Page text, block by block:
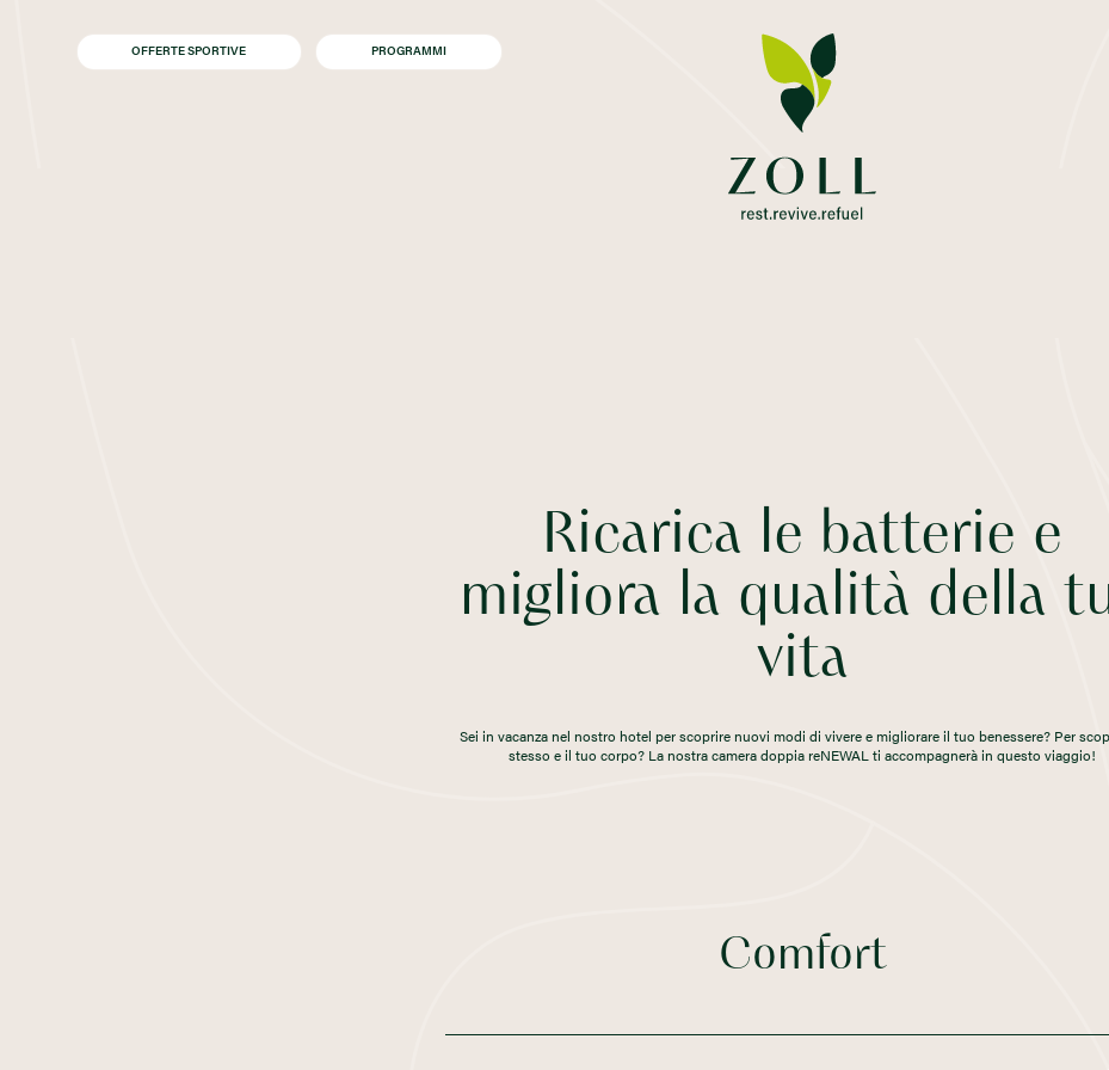
OFFERTE SPORTIVE PROGRAMMI
Ricarica le batterie e
migliora la qualità della
vita
Sei in vacanza nel nostro hotel perscoprire nuovi modi di vivere e migliorare il tuo benessere? Per
stesso e il tuo corpo? La nostra camera doppia reNEWAL ti accompagnerà in questo viaggio!
Comfort